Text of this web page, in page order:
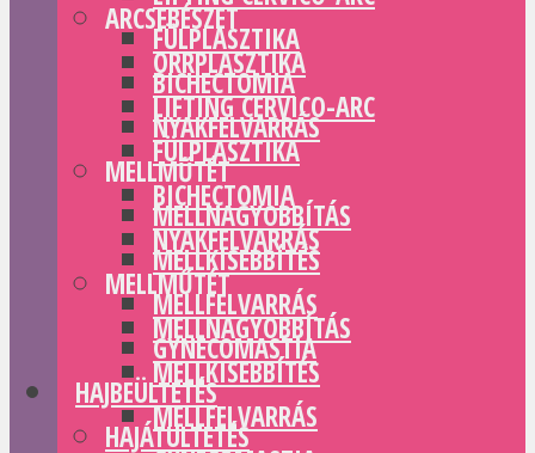
FÜLPLASZTIKA
BICHECTOMIA
NYAKFELVARRÁS
MELLMŰTÉT
MELLNAGYOBBÍTÁS
MELLKISEBBÍTÉS
MELLFELVARRÁS
GYNECOMASTIA
HAJBEÜLTETÉS
HAJÁTÜLTETÉS
ARCSEBÉSZET
ORRPLASZTIKA
LIFTING CERVICO-ARC
FÜLPLASZTIKA
BICHECTOMIA
NYAKFELVARRÁS
MELLMŰTÉT
MELLNAGYOBBÍTÁS
MELLKISEBBÍTÉS
MELLFELVARRÁS